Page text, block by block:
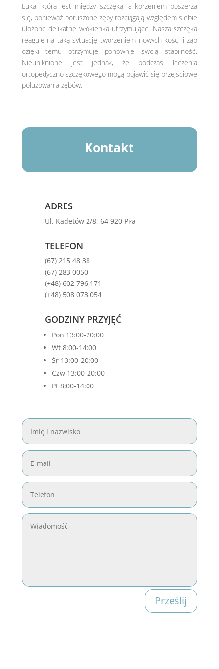
Luka, która jest między szczęką, a korzeniem poszerza
się, ponieważ poruszone zęby rozciągają względem siebie
ułożone delikatne włókienka utrzymujące. Nasza szczęka
reaguje na taką sytuację tworzeniem nowych kości i ząb
dzięki temu otrzymuje ponownie swoją stabilność.
Nieuniknione jest jednak, że podczas leczenia
ortopedyczno szczękowego mogą pojawić się przejściowe
poluzowania zębów.
Kontakt
ADRES
Ul. Kadetów 2/8, 64-920 Piła
TELEFON
(67) 215 48 38
(67) 283 0050
(+48) 602 796 171
(+48) 508 073 054
GODZINY PRZYJĘĆ
Pon 13:00-20:00
Wt 8:00-14:00
Śr 13:00-20:00
Czw 13:00-20:00
Pt 8:00-14:00
Prześlij